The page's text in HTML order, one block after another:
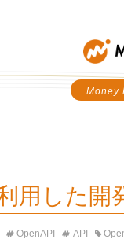
Money
用した開
OpenAPI API